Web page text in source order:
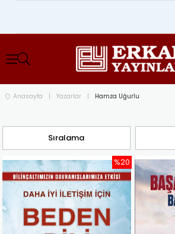
Anasayfa Yazarlar Hamza Uğurlu
Sıralama
%20